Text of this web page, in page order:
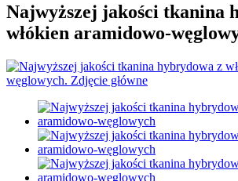
Najwyższej jakości tkanina
włókien aramidowo-